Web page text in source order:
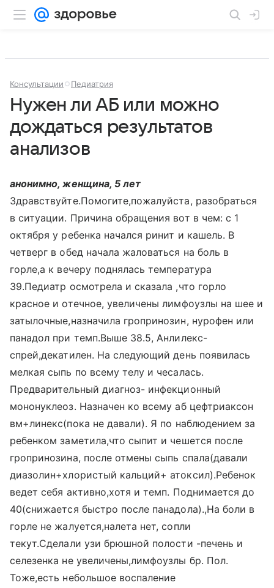
Консультации Педиатрия
Нужен ли АБ или можно
дождаться результатов
анализов
анонимно, женщина, 5 лет
Здравствуйте.Помогите,пожалуйста, разобраться
в ситуации. Причина обращения вот в чем: с 1
октября у ребенка начался ринит и кашель. В
четверг в обед начала жаловаться на боль в
горле,а к вечеру поднялась температура
39.Педиатр осмотрела и сказала ,что горло
красное и отечное, увеличены лимфоузлы на шее и
затылочные,назначила гропринозин, нурофен или
панадол при темп.Выше 38.5, Анлилекс-
спрей,декатилен. На следующий день появилась
мелкая сыпь по всему телу и чесалась.
Предварительный диагноз- инфекционный
мононуклеоз. Назначен ко всему аб цефтриаксон
вм+линекс(пока не давали). Я по наблюдением за
ребенком заметила,что сыпит и чешется после
гропринозина, после отмены сыпь спала(давали
диазолин+хлористый кальций+ атоксил).Ребенок
ведет себя активно,хотя и темп. Поднимается до
40(снижается быстро после панадола).,На боли в
горле не жалуется,налета нет, сопли
текут.Сделали узи брюшной полости -печень и
селезенка не увеличены,лимфоузлы бр. Пол.
Тоже,есть небольшое воспаление